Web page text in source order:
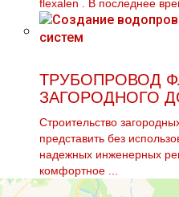
flехalеn . В последнее
ТРУБОПРОВОД
ЗАГОРОДНОГО
Строительство
представить без
надежных инженерных
комфортное ...